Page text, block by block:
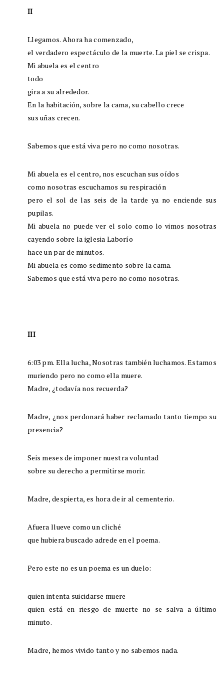
II
Llegamos. Ahora ha comenzado,
el verdadero espectáculo de la muerte. La piel se crispa.
Mi abuela es el centro
todo
gira a su alrededor.
En la habitación, sobre la cama, su cabello crece
sus uñas crecen.
Sabemos que está viva pero no como nosotras.
Mi abuela es el centro, nos escuchan sus oídos
como nosotras escuchamos su respiración
pero el sol de las seis de la tarde ya no enciende sus
pupilas.
Mi abuela no puede ver el solo como lo vimos nosotras
cayendo sobre la iglesia Laborío
hace un par de minutos.
Mi abuela es como sedimento sobre la cama.
Sabemos que está viva pero no como nosotras.
III
6:03 pm. Ella lucha, Nosotras también luchamos. Estamos
muriendo pero no como ella muere.
Madre, ¿todavía nos recuerda?
Madre, ¿nos perdonará haber reclamado tanto tiempo su
presencia?
Seis meses de imponer nuestra voluntad
sobre su derecho a permitirse morir.
Madre, despierta, es hora de ir al cementerio.
Afuera llueve como un cliché
que hubiera buscado adrede en el poema.
Pero este no es un poema es un duelo:
quien intenta suicidarse muere
quien está en riesgo de muerte no se salva a último
minuto.
Madre, hemos vivido tanto y no sabemos nada.